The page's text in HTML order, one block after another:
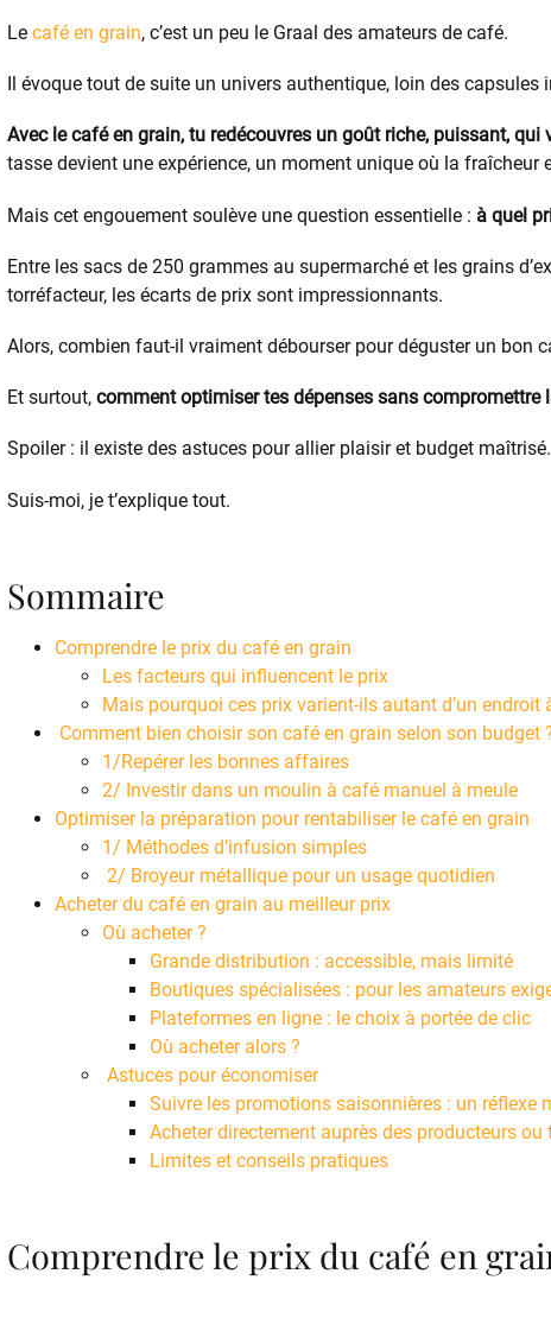
Le café en grain, c’est un peu le Graal des amateurs de café.
Il évoque tout de suite un univers authentique, loin des
Avec le café en grain, tu redécouvres un goût riche, puissant, qui
tasse devient une expérience, un moment unique où la fraîcheur
Mais cet engouement soulève une question essentielle : à quel
Entre les sacs de 250 grammes au supermarché et les grains
torréfacteur, les écarts de prix sont impressionnants.
Alors, combien faut-il vraiment débourser pour déguster un bon
Et surtout, comment optimiser tes dépenses sans compromettre
Spoiler : il existe des astuces pour allier plaisir et budget
Suis-moi, je t’explique tout.
Sommaire
Comprendre le prix du café en grain
Les facteurs qui influencent le prix
Mais pourquoi ces prix varient-ils autant d’un endroit
Comment bien choisir son café en grain selon son budget
1/Repérer les bonnes affaires
2/ Investir dans un moulin à café manuel à meule
Optimiser la préparation pour rentabiliser le café en grain
1/ Méthodes d’infusion simples
2/ Broyeur métallique pour un usage quotidien
Acheter du café en grain au meilleur prix
Où acheter ?
Grande distribution : accessible, mais limité
Boutiques spécialisées : pour les amateurs
Plateformes en ligne : le choix à portée de clic
Où acheter alors ?
Astuces pour économiser
Suivre les promotions saisonnières : un réflexe
Acheter directement auprès des producteurs
Limites et conseils pratiques
Comprendre le prix du café en